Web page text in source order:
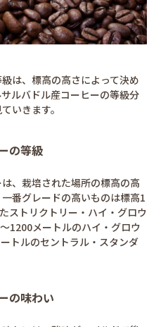
は、標高の高さによって決め
ルバドル産コーヒーの等級分
いきます。
の等級
、栽培された場所の標高の高
番グレードの高いものは標高1
ストリクトリー・ハイ・グロウ
1200メートルのハイ・グロウ
トルのセントラル・スタンダ
の味わい